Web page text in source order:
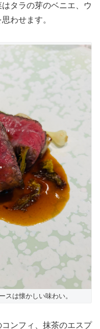
タラの芽のベニエ、ウ
わせます。
スは懐かしい味わい。
ンフィ、抹茶のエスプ